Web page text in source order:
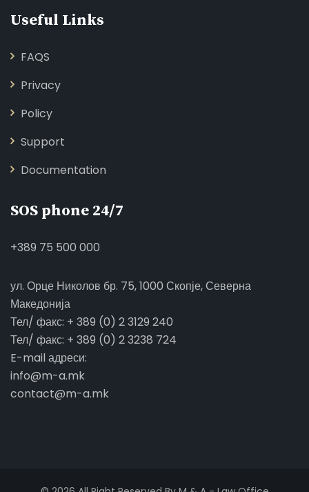
Useful Links
FAQS
Privacy
Policy
Support
Documentation
SOS phone 24/7
+389 75 500 000
ул. Орце Николов бр. 75, 1000 Скопје, Северна
Македонија
Тел/ факс: + 389 (0) 2 3129 240
Тел/ факс: + 389 (0) 2 3238 724
E-mail адреси:
info@m-a.mk
contact@m-a.mk